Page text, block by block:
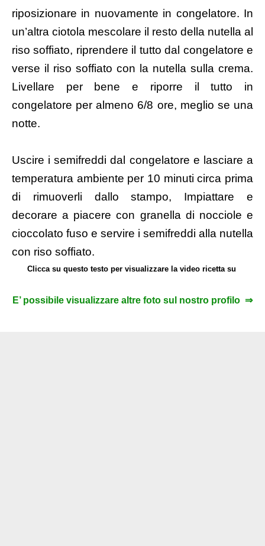
riposizionare in nuovamente in congelatore. In
un’altra ciotola mescolare il resto della nutella al
riso soffiato, riprendere il tutto dal congelatore e
verse il riso soffiato con la nutella sulla crema.
Livellare per bene e riporre il tutto in
congelatore per almeno 6/8 ore, meglio se una
notte.
Uscire i semifreddi dal congelatore e lasciare a
temperatura ambiente per 10 minuti circa prima
di rimuoverli dallo stampo, Impiattare e
decorare a piacere con granella di nocciole e
cioccolato fuso e servire i semifreddi alla nutella
con riso soffiato.
Clicca su questo testo per visualizzare la video ricetta su
E’ possibile visualizzare altre foto sul nostro profilo ⇒